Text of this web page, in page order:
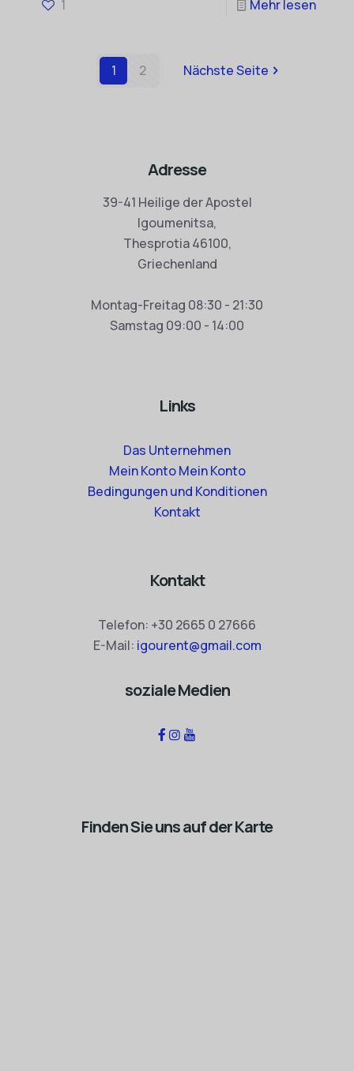
1 Mehr lesen
1 2 Nächste Seite
Adresse
39-41 Heilige der Apostel
Igoumenitsa,
Thesprotia 46100,
Griechenland
Montag-Freitag 08:30 - 21:30
Samstag 09:00 - 14:00
Links
Das Unternehmen
Mein Konto Mein Konto
Bedingungen und Konditionen
Kontakt
Kontakt
Telefon: +30 2665 0 27666
E-Mail: igourent@gmail.com
soziale Medien
Finden Sie uns auf der Karte